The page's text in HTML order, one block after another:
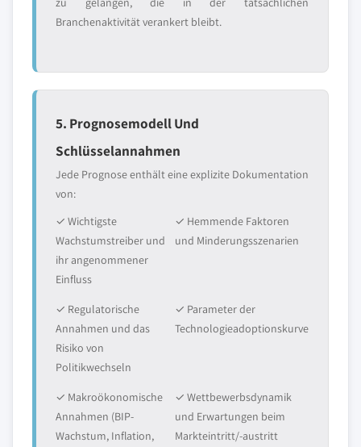
Branchenaktivität verankert bleibt.
5. Prognosemodell Und
Schlüsselannahmen
Jede Prognose enthält eine explizite Dokumentation
von:
✓ Wichtigste
Wachstumstreiber und
ihr angenommener
Einfluss
✓ Hemmende Faktoren
und Minderungsszenarien
✓ Regulatorische
Annahmen und das
Risiko von
Politikwechseln
✓ Parameter der
Technologieadoptionskurve
✓ Makroökonomische
Annahmen (BIP-
Wachstum, Inflation,
✓ Wettbewerbsdynamik
und Erwartungen beim
Markteintritt/-austritt